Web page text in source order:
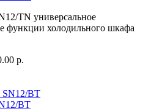
TN универсальное
функции холодильного шкафа
р.
BT